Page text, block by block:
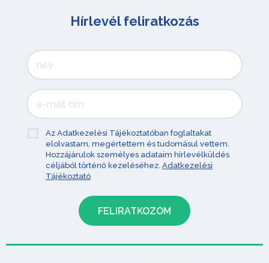
Hírlevél feliratkozás
Az Adatkezelési Tájékoztatóban foglaltakat
elolvastam, megértettem és tudomásul vettem.
Hozzájárulok személyes adataim hírlevélküldés
céljából történő kezeléséhez. Adatkezelési
Tájékoztató